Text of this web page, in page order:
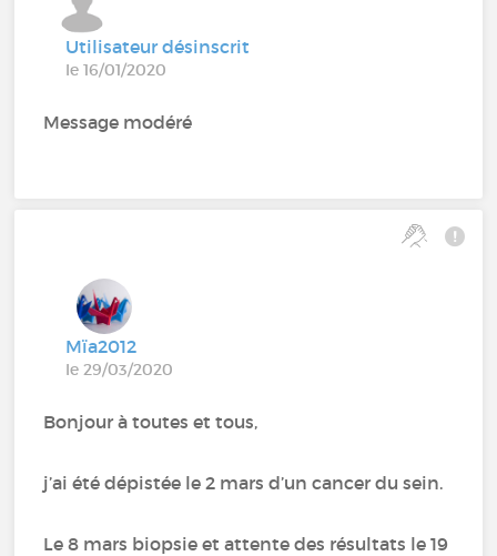
Utilisateur désinscrit
le 16/01/2020
Message modéré
Mïa2012
le 29/03/2020
Bonjour à toutes et tous,
j’ai été dépistée le 2 mars d’un cancer du sein.
Le 8 mars biopsie et attente des résultats le 19